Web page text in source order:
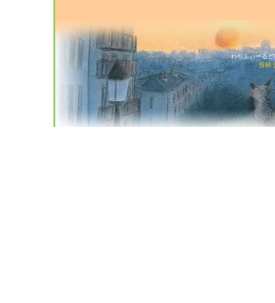
わちふぃーる
投稿